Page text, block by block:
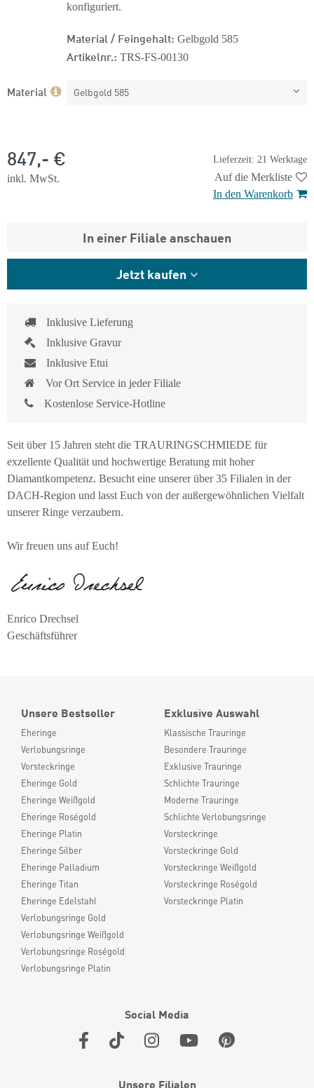
konfiguriert.
Material / Feingehalt: Gelbgold 585
Artikelnr.: TRS-FS-00130
Material Gelbgold 585
Lieferzeit: 21 Werktage
847,- €
inkl. MwSt.
Auf die Merkliste
In den Warenkorb
In einer Filiale anschauen
Jetzt kaufen
Inklusive Lieferung
Inklusive Gravur
Inklusive Etui
Vor Ort Service in jeder Filiale
Kostenlose Service-Hotline
Seit über 15 Jahren steht die TRAURINGSCHMIEDE für
exzellente Qualität und hochwertige Beratung mit hoher
Diamantkompetenz. Besucht eine unserer über 35 Filialen in der
DACH-Region und lasst Euch von der außergewöhnlichen Vielfalt
unserer Ringe verzaubern.
Wir freuen uns auf Euch!
Enrico Drechsel
Geschäftsführer
Unsere Bestseller
Eheringe
Verlobungsringe
Vorsteckringe
Eheringe Gold
Eheringe Weißgold
Eheringe Roségold
Eheringe Platin
Eheringe Silber
Eheringe Palladium
Eheringe Titan
Eheringe Edelstahl
Verlobungsringe Gold
Verlobungsringe Weißgold
Verlobungsringe Roségold
Verlobungsringe Platin
Exklusive Auswahl
Klassische Trauringe
Besondere Trauringe
Exklusive Trauringe
Schlichte Trauringe
Moderne Trauringe
Schlichte Verlobungsringe
Vorsteckringe
Vorsteckringe Gold
Vorsteckringe Weißgold
Vorsteckringe Roségold
Vorsteckringe Platin
Social Media
Unsere Filialen